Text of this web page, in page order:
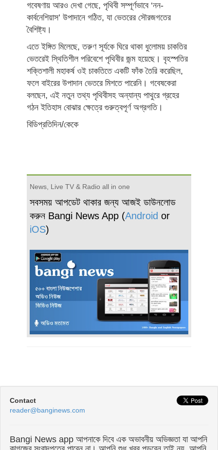
গবেষণায় আরও দেখা গেছে, পৃথিবী সম্পূর্ণভাবে ‘নন-
কার্বনেশিয়াস’ উপাদানে গঠিত, যা ভেতরের সৌরজগতের
বৈশিষ্ট্য।
এতে ইঙ্গিত মিলেছে, তরুণ সূর্যকে ঘিরে থাকা ধুলোময় চাকতির
ভেতরেই স্থিতিশীল পরিবেশে পৃথিবীর জন্ম হয়েছে। বৃহস্পতির
শক্তিশালী মহাকর্ষ ওই চাকতিতে একটি ফাঁক তৈরি করেছিল,
ফলে বাইরের উপাদান ভেতরে মিশতে পারেনি। গবেষকেরা
বলছেন, এই নতুন তথ্য পৃথিবীসহ অন্যান্য পাথুরে গ্রহের
গঠন ইতিহাস বোঝার ক্ষেত্রে গুরুত্বপূর্ণ অগ্রগতি।
বিডিপ্রতিদিন/কেকে
News, Live TV & Radio all in one
সবসময় আপডেট থাকার জন্য আজই ডাউনলোড
করুন Bangi News App (Android or
iOS)
Contact
reader@banginews.com
Bangi News app আপনাকে দিবে এক অভাবনীয় অভিজ্ঞতা যা আপনি